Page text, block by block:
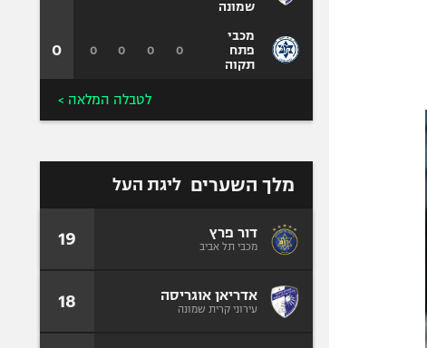
שמונה
מכבי
פתח
תקוה
0
0
0
0
0
לטבלה המלאה >
מלך השערים ליגת העל
דור פרץ
מכבי תל אביב 19
אדריאן אוגריסה
עירוני קרית שמונה 18